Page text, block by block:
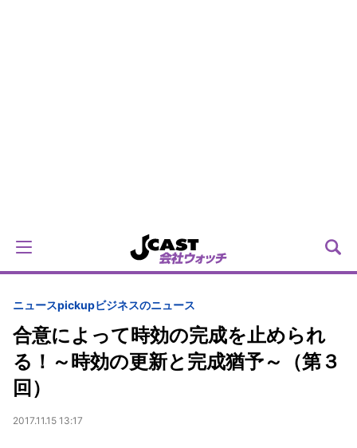
ニュースpickupビジネスのニュース
合意によって時効の完成を止められ
る！～時効の更新と完成猶予～（第３
回）
2017.11.15 13:17